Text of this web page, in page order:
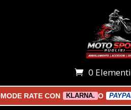
0 Elementi
RATE CON KLARNA. O PAYPAL